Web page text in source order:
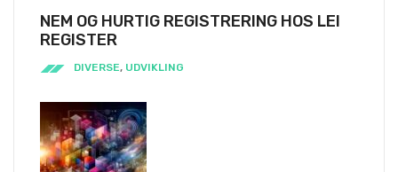
NEM OG HURTIG REGISTRERING HOS LEI
REGISTER
DIVERSE, UDVIKLING